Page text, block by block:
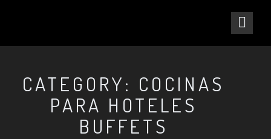
CATEGORY: COCINAS
PARA HOTELES
BUFFETS